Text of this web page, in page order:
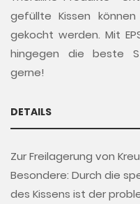
gefüllte Kissen
gekocht werden. Mit
hingegen die beste
gerne!
DETAILS
Zur Freilagerung von
Besondere: Durch die
des Kissens ist der